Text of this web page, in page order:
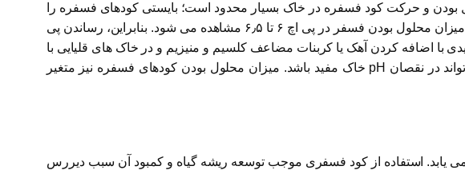
و حرکت کود فسفره در خاک بسیار محدود است؛ بایستی کودهای فسفره را
قبل از کاشت به خاک داد و آن ها را مستقیما و ترجیحا به صورت نواری در ناحیه توسعه ریشه قرار دارد. حداکثر میزان محلول بودن فسفر در پی اچ ۶ تا ۶٫۵ مشاهده می شود. بنابراین، رساندن پی
با اضافه کردن آهک یا کربنات مضاعف کلسیم و منیزیم و در خاک های قلیایی با
اضافه کردن گوگرد یا کودهای دارای واکنش اسیدی انجام پذیر است. مصرف مقدار زیادی کود حیوانی نیز می تواند در نقصان pH خاک مفید باشد. میزان محلول بودن کودهای فسفره نیز متغیر
یابد. استفاده از کود فسفری موجب توسعه ریشه گیاه و کمبود آن سبب دیررس